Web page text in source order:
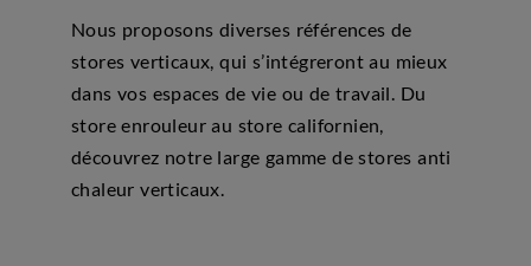
Nous proposons diverses références de
stores verticaux, qui s’intégreront au mieux
dans vos espaces de vie ou de travail. Du
store enrouleur au store californien,
découvrez notre large gamme de stores anti
chaleur verticaux.